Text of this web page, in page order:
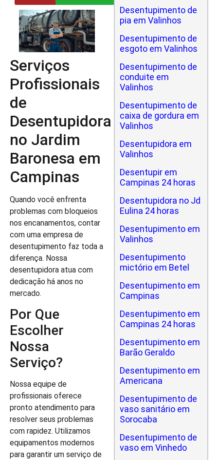
Serviços
Profissionais
de
Desentupidora
no Jardim
Baronesa em
Campinas
Quando você enfrenta
problemas com bloqueios
nos encanamentos, contar
com uma empresa de
desentupimento faz toda a
diferença. Nossa
desentupidora atua com
dedicação há anos no
mercado.
Por Que
Escolher
Nossa
Serviço?
Nossa equipe de
profissionais oferece
pronto atendimento para
resolver seus problemas
com rapidez. Utilizamos
equipamentos modernos
para garantir um serviço de
Desentupimento de
pia em Valinhos
Desentupimento de
esgoto em Valinhos
Desentupimento de
conduite em
Valinhos
Desentupimento de
caixa de gordura em
Valinhos
Desentupidora em
Valinhos
Desentupir em
Campinas 24 horas
Desentupidora no Jd
Eulina 24 horas
Desentupimento em
Valinhos
Desentupimento
mictório em Betel
Desentupimento em
Campinas
Desentupimento em
Campinas 24 horas
Desentupimento em
Barão Geraldo
Desentupimento em
Americana
Desentupimento de
vaso sanitário em
Sorocaba
Desentupimento de
vaso em Vinhedo